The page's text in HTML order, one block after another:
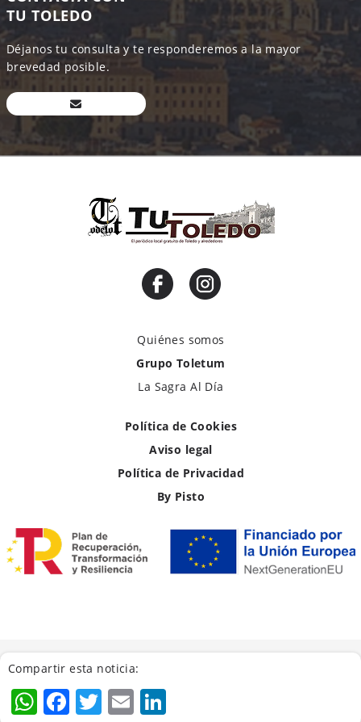
TU TOLEDO
Déjanos tu consulta y te responderemos a la mayor
brevedad posible.
Quiénes somos
Grupo Toletum
La Sagra Al Día
Política de Cookies
Aviso legal
Política de Privacidad
By Pisto
Compartir esta noticia:
WhatsApp
Facebook
Twitter
Email